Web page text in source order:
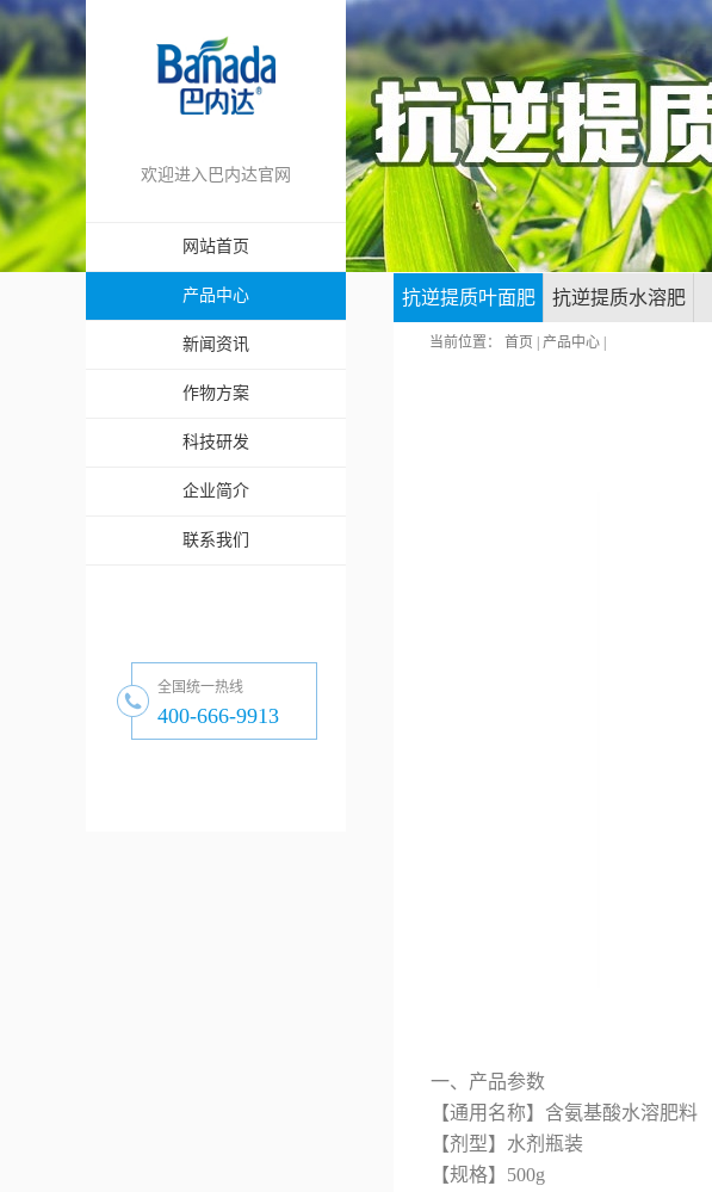
欢迎进入巴内达官网
网站首页
产品中心
新闻资讯
作物方案
科技研发
企业简介
联系我们
全国统一热线
400-666-9913
抗逆提质叶面肥 抗逆提质水溶肥
当前位置： 首页 产品中心
一、产品参数
【通用名称】含氨基酸水溶肥料
【剂型】水剂瓶装
【规格】500g